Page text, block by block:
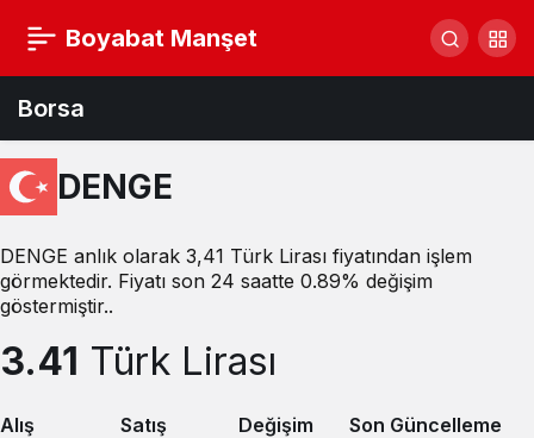
Boyabat Manşet
Borsa
DENGE
DENGE anlık olarak 3,41 Türk Lirası fiyatından işlem
görmektedir. Fiyatı son 24 saatte 0.89% değişim
göstermiştir..
3.41 Türk Lirası
Alış
Satış
Değişim
Son Güncelleme